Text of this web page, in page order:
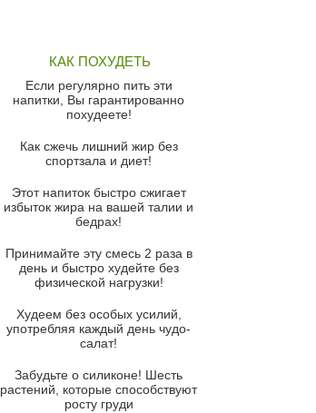
красного перца
Парижский луковый суп
Суп из спаржи и горошка с
Суп-крем из цветной капусты
Французский луковый суп
Суп из баклажанов с моцареллой
Грибной крем-суп с кростини с
козьим сыром
Суп мисо с зеленым луком и
тофу
из рукколы
Португальский чесночный суп с
КАК ПОХУДЕТЬ
Если регулярно пить эти
напитки, Вы гарантированно
похудеете!
Как сжечь лишний жир без
спортзала и диет!
Этот напиток быстро сжигает
избыток жира на вашей талии и
бедрах!
Принимайте эту смесь 2 раза в
день и быстро худейте без
физической нагрузки!
Худеем без особых усилий,
употребляя каждый день чудо-
салат!
Забудьте о силиконе! Шесть
растений, которые способствуют
росту груди